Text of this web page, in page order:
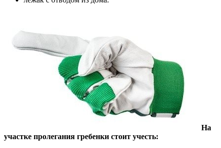
На
участке пролегания гребенки стоит учесть: